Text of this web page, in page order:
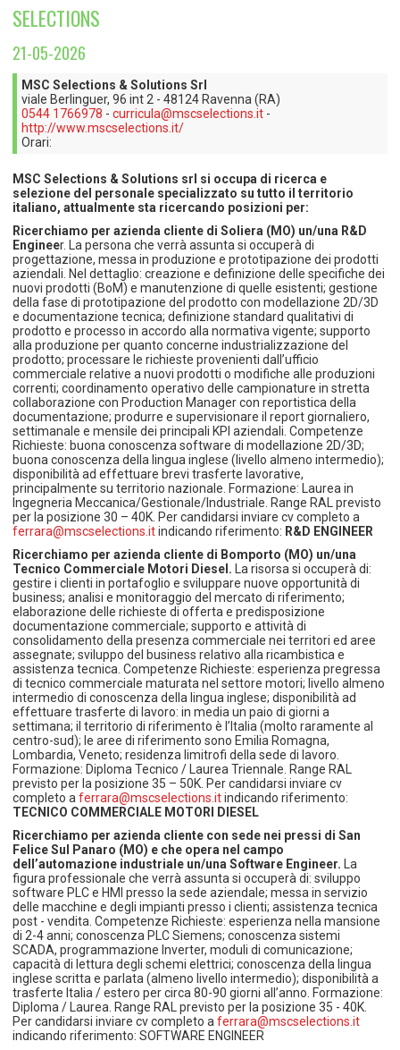
Coordinamento Provinciale Ferrarese Informagiovani
SELECTIONS
21-05-2026
MSC Selections & Solutions Srl
viale Berlinguer, 96 int 2 - 48124 Ravenna (RA)
0544 1766978 -curricula@mscselections.it -
http://www.mscselections.it/
Orari:
MSC Selections & Solutions srl si occupa di ricerca e
selezione del personale specializzato su tutto il territorio
italiano, attualmente sta ricercando posizioni per:
Ricerchiamo per azienda cliente di Soliera (MO) un/una R&D
Engineer. La persona che verrà assunta si occuperà di
progettazione, messa in produzione e prototipazione dei prodotti
aziendali. Nel dettaglio: creazione e definizione delle specifiche dei
nuovi prodotti (BoM) e manutenzione di quelle esistenti; gestione
della fase di prototipazione del prodotto con modellazione 2D/3D
e documentazione tecnica; definizione standard qualitativi di
prodotto e processo in accordo alla normativa vigente; supporto
alla produzione per quanto concerne industrializzazione del
prodotto; processare le richieste provenienti dall’ufficio
commerciale relative a nuovi prodotti o modifiche alle produzioni
correnti; coordinamento operativo delle campionature in stretta
collaborazione con Production Manager con reportistica della
documentazione; produrre e supervisionare il report giornaliero,
settimanale e mensile dei principali KPI aziendali. Competenze
Richieste: buona conoscenza software di modellazione 2D/3D;
buona conoscenza della lingua inglese (livello almeno intermedio);
disponibilità ad effettuare brevi trasferte lavorative,
principalmente su territorio nazionale. Formazione: Laurea in
Ingegneria Meccanica/Gestionale/Industriale. Range RAL previsto
per la posizione 30 – 40K. Per candidarsi inviare cv completo a
ferrara@mscselections.itindicando riferimento: R&D ENGINEER
Ricerchiamo per azienda cliente di Bomporto (MO) un/una
Tecnico Commerciale Motori Diesel. La risorsa si occuperà di:
gestire i clienti in portafoglio e sviluppare nuove opportunità di
business; analisi e monitoraggio del mercato di riferimento;
elaborazione delle richieste di offerta e predisposizione
documentazione commerciale; supporto e attività di
consolidamento della presenza commerciale nei territori ed aree
assegnate; sviluppo del business relativo alla ricambistica e
assistenza tecnica. Competenze Richieste: esperienza pregressa
di tecnico commerciale maturata nel settore motori; livello almeno
intermedio di conoscenza della lingua inglese; disponibilità ad
effettuare trasferte di lavoro: in media un paio di giorni a
settimana; il territorio di riferimento è l’Italia (molto raramente al
centro-sud); le aree di riferimento sono Emilia Romagna,
Lombardia, Veneto; residenza limitrofi della sede di lavoro.
Formazione: Diploma Tecnico / Laurea Triennale. Range RAL
previsto per la posizione 35 – 50K. Per candidarsi inviare cv
completo aferrara@mscselections.itindicando riferimento:
TECNICO COMMERCIALE MOTORI DIESEL
Ricerchiamo per azienda cliente con sede nei pressi di San
Felice Sul Panaro (MO) e che opera nel campo
dell’automazione industriale un/una Software Engineer. La
figura professionale che verrà assunta si occuperà di: sviluppo
software PLC e HMI presso la sede aziendale; messa in servizio
delle macchine e degli impianti presso i clienti; assistenza tecnica
post - vendita. Competenze Richieste: esperienza nella mansione
di 2-4 anni; conoscenza PLC Siemens; conoscenza sistemi
SCADA, programmazione Inverter, moduli di comunicazione;
capacità di lettura degli schemi elettrici; conoscenza della lingua
inglese scritta e parlata (almeno livello intermedio); disponibilità a
trasferte Italia / estero per circa 80-90 giorni all’anno. Formazione:
Diploma / Laurea. Range RAL previsto per la posizione 35 - 40K.
Per candidarsi inviare cv completo aferrara@mscselections.it
indicando riferimento: SOFTWARE ENGINEER